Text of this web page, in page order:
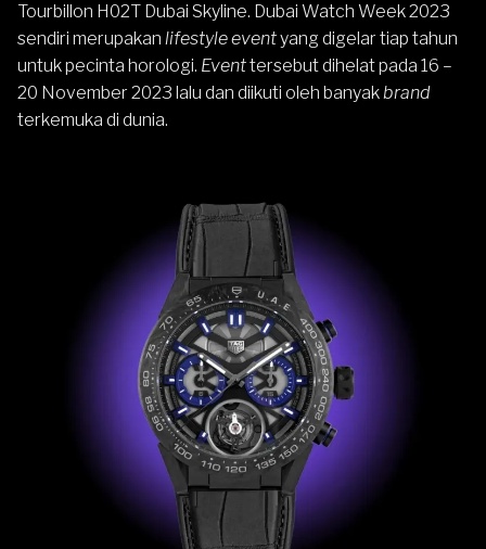
Tourbillon H02T Dubai Skyline. Dubai Watch Week 2023
sendiri merupakan lifestyle eventyang digelar tiap tahun
untuk pecinta horologi. Eventtersebut dihelat pada 16 –
20 November 2023 lalu dan diikuti oleh banyakbrand
terkemuka di dunia.